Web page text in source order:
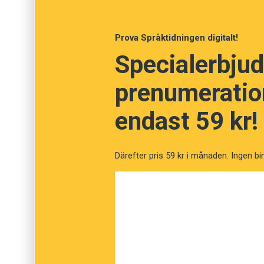
Avhandlingen är baserad på
enkätsvar från omkring 700 lärare i Sverige,
Prova Språktidningen digitalt!
endast 59 kr!
Därefter pris 59 kr i månaden. Ingen